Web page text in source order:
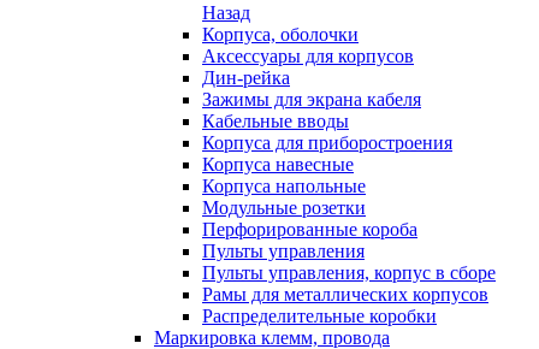
Назад
Корпуса, оболочки
Аксессуары для корпусов
Дин-рейка
Зажимы для экрана кабеля
Кабельные вводы
Корпуса для приборостроения
Корпуса навесные
Корпуса напольные
Модульные розетки
Перфорированные короба
Пульты управления
Пульты управления, корпус в сборе
Рамы для металлических корпусов
Распределительные коробки
Маркировка клемм, провода